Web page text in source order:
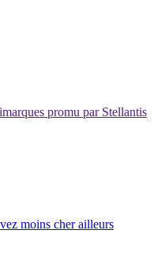
promu par Stellantis
moins cher ailleurs